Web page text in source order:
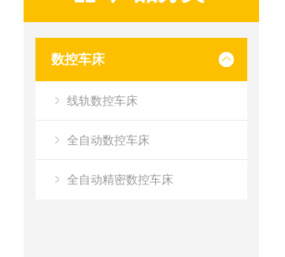
数控车床
线轨数控车床
全自动数控车床
全自动精密数控车床